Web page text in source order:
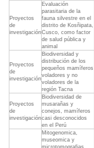
Proyectos
de
investigación
Evaluación
parasitaria de la
fauna silvestre en el
distrito de Kosñipata,
Cusco, como factor
de salud pública y
animal
Proyectos
de
investigación
Biodiversidad y
distribución de los
pequeños mamíferos
voladores y no
voladores de la
región Tacna
Proyectos
de
investigación
Biodiversidad de
musarañas y
conejos, mamíferos
casi desconocidos
en el Perú
Mitogenomica,
museomica y
microtomografias